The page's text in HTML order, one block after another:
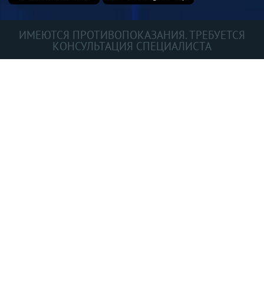
ИМЕЮТСЯ ПРОТИВОПОКАЗАНИЯ. ТРЕБУЕТСЯ
КОНСУЛЬТАЦИЯ СПЕЦИАЛИСТА